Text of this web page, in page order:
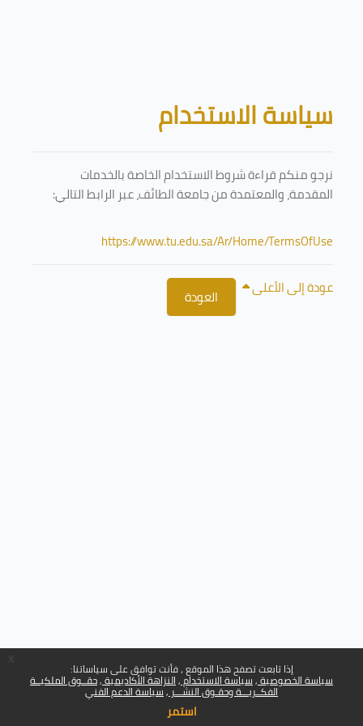
إذا تابعت تصفح هذا الموقع ، فأنت توافق على سياساتنا:
سياسة الخصوصية سياسة الاستخدام النزاهة الأكاديمية حقــوق الملكيــة
الفكــريـــة وحقـوق النشـــر سياسة الدعم الفني
استمر
الكتل
سياسة الاستخدام
نرجو منكم قراءة شروط الاستخدام الخاصة بالخدمات
المقدمة، والمعتمدة من جامعة الطائف، عبر الرابط التالي:
https://www.tu.edu.sa/Ar/Home/TermsOfUse
العودة عودة إلى الأعلى